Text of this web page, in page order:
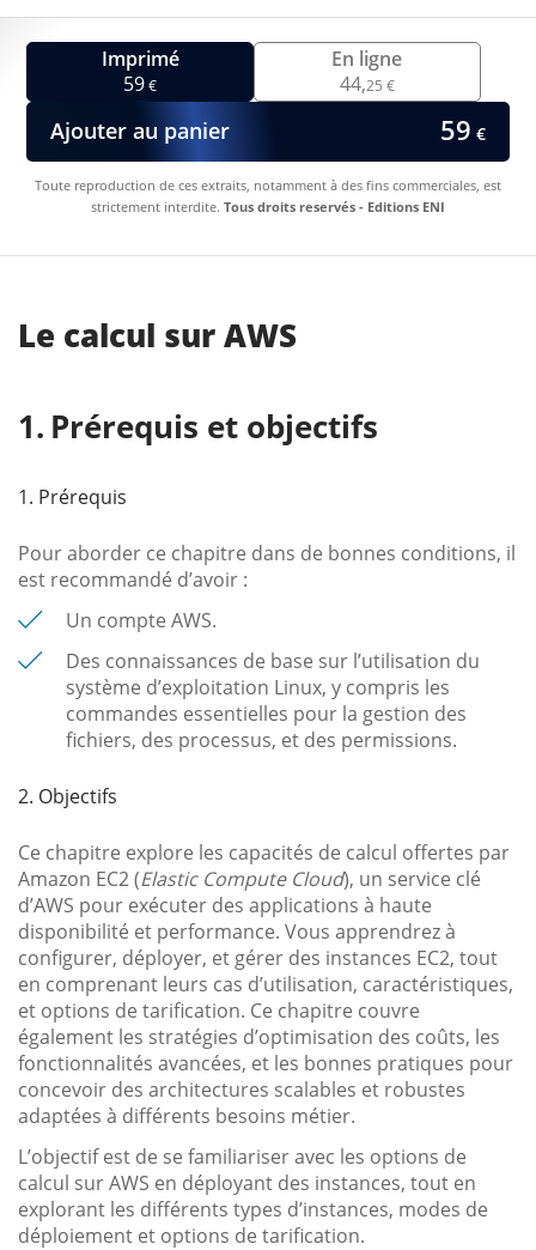
Imprimé
59€
En ligne
44,25 €
Ajouter au panier 59 €
Toute reproduction de ces extraits, notamment à des fins commerciales, est
strictement interdite. Tous droits reservés - Editions ENI
Le calcul sur AWS
Prérequis et objectifs
1. Prérequis
Pour aborder ce chapitre dans de bonnes conditions, il
est recommandé d’avoir :
Un compte AWS.
Des connaissances de base sur l’utilisation du
système d’exploitation Linux, y compris les
commandes essentielles pour la gestion des
fichiers, des processus, et des permissions.
2. Objectifs
Ce chapitre explore les capacités de calcul offertes par
Amazon EC2 (Elastic Compute Cloud), un service clé
d’AWS pour exécuter des applications à haute
disponibilité et performance. Vous apprendrez à
configurer, déployer, et gérer des instances EC2, tout
en comprenant leurs cas d’utilisation, caractéristiques,
et options de tarification. Ce chapitre couvre
également les stratégies d’optimisation des coûts, les
fonctionnalités avancées, et les bonnes pratiques pour
concevoir des architectures scalables et robustes
adaptées à différents besoins métier.
L’objectif est de se familiariser avec les options de
calcul sur AWS en déployant des instances, tout en
explorant les différents types d’instances, modes de
déploiement et options de tarification.